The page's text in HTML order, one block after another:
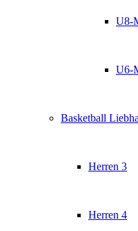
U8-
U6-
Basketball
Herren 3
Herren 4